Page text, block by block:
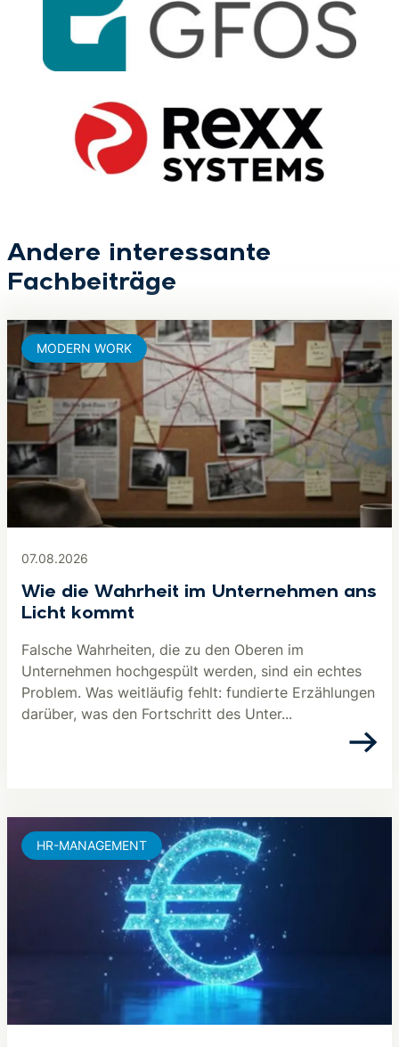
Andere interessante
Fachbeiträge
07.08.2026
Wie die Wahrheit im Unternehmen ans
Licht kommt
Falsche Wahrheiten, die zu den Oberen im
Unternehmen hochgespült werden, sind ein echtes
Problem. Was weitläufig fehlt: fundierte Erzählungen
darüber, was den Fortschritt des Unter...
MODERN WORK
HR-MANAGEMENT